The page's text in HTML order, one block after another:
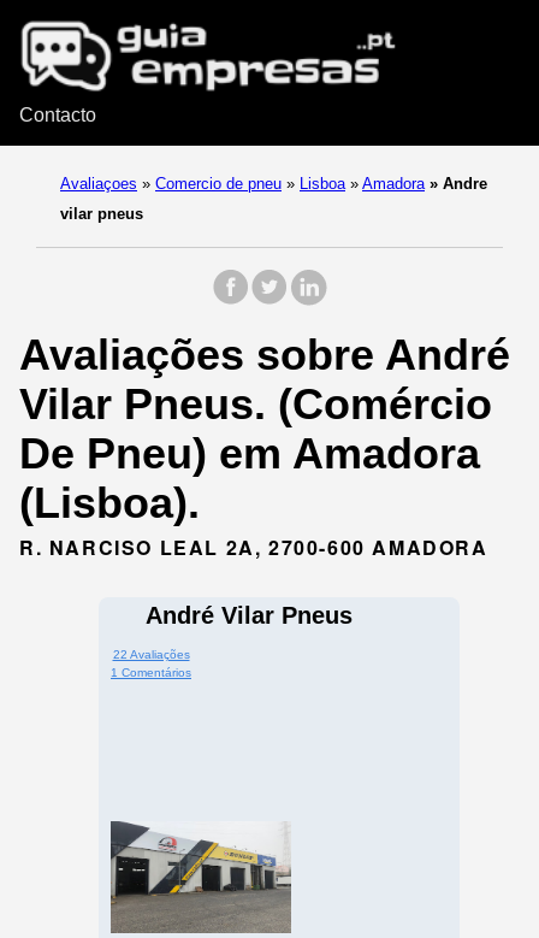
Contacto
Avaliaçoes » Comercio de pneu » Lisboa » Amadora » Andre
vilar pneus
Avaliações sobre André
Vilar Pneus. (Comércio
De Pneu) em Amadora
(Lisboa).
R. NARCISO LEAL 2A, 2700-600 AMADORA
André Vilar Pneus
22 Avaliações
1 Comentários